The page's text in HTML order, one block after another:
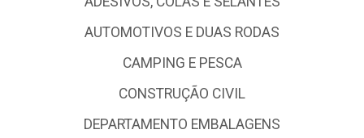
AUTOMOTIVOS E DUAS RODAS
CAMPING E PESCA
CONSTRUÇÃO CIVIL
DEPARTAMENTO EMBALAGENS